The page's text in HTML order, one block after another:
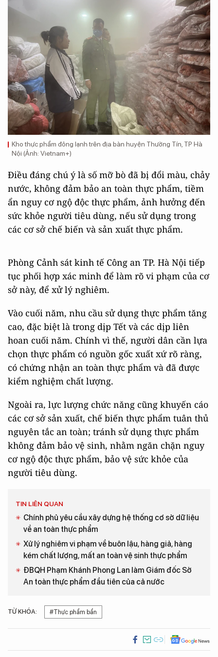
Kho thực phẩm đông lạnh trên địa bàn huyện Thường Tín, TP Hà
Nội (Ảnh: Vietnam+)
Điều đáng chú ý là số mỡ bò đã bị đổi màu, chảy
nước, không đảm bảo an toàn thực phẩm, tiềm
ẩn nguy cơ ngộ độc thực phẩm, ảnh hưởng đến
sức khỏe người tiêu dùng, nếu sử dụng trong
các cơ sở chế biến và sản xuất thực phẩm.
Phòng Cảnh sát kinh tế Công an TP. Hà Nội tiếp
tục phối hợp xác minh để làm rõ vi phạm của cơ
sở này, để xử lý nghiêm.
Vào cuối năm, nhu cầu sử dụng thực phẩm tăng
cao, đặc biệt là trong dịp Tết và các dịp liên
hoan cuối năm. Chính vì thế, người dân cần lựa
chọn thực phẩm có nguồn gốc xuất xứ rõ ràng,
có chứng nhận an toàn thực phẩm và đã được
kiểm nghiệm chất lượng.
Ngoài ra, lực lượng chức năng cũng khuyến cáo
các cơ sở sản xuất, chế biến thực phẩm tuân thủ
nguyên tắc an toàn; tránh sử dụng thực phẩm
không đảm bảo vệ sinh, nhằm ngăn chặn nguy
cơ ngộ độc thực phẩm, bảo vệ sức khỏe của
người tiêu dùng.
TIN LIÊN QUAN
Chính phủ yêu cầu xây dựng hệ thống cơ sở dữ liệu
về an toàn thực phẩm
Xử lý nghiêm vi phạm về buôn lậu, hàng giả, hàng
kém chất lượng, mất an toàn vệ sinh thực phẩm
ĐBQH Phạm Khánh Phong Lan làm Giám đốc Sở
An toàn thực phẩm đầu tiên của cả nước
TỪ KHÓA: #Thực phẩm bẩn